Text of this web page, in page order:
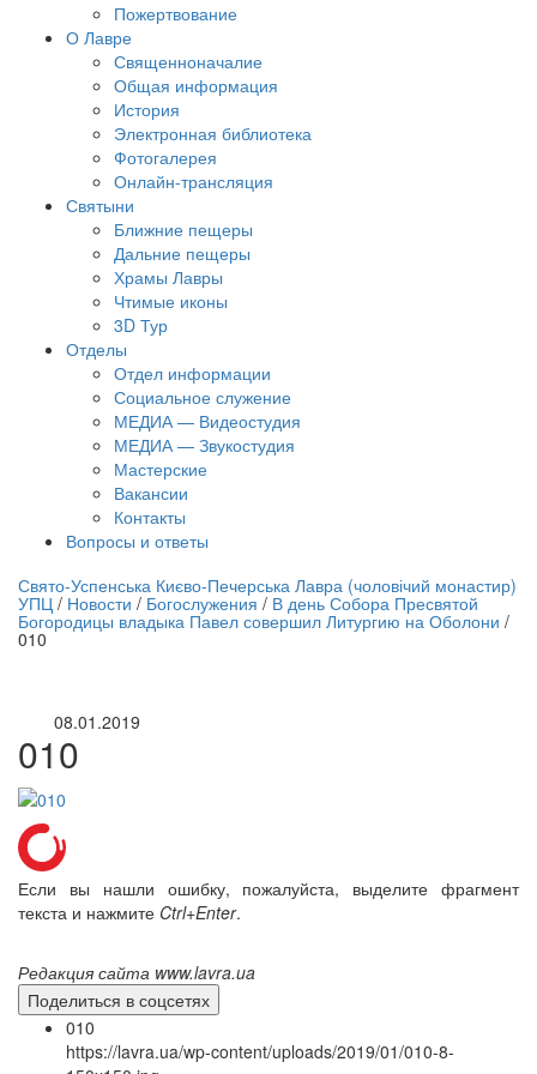
Пожертвование
О Лавре
Священноначалие
Общая информация
История
Электронная библиотека
Фотогалерея
Онлайн-трансляция
Святыни
Ближние пещеры
Дальние пещеры
Храмы Лавры
Чтимые иконы
3D Тур
Отделы
Отдел информации
Социальное служение
МЕДИА — Видеостудия
МЕДИА — Звукостудия
Мастерские
Вакансии
Контакты
Вопросы и ответы
трансляция | 12 сентября
трансляции
Свято-Успенська Києво-Печерська Лавра (чоловічий монастир)
УПЦ / Новости / Богослужения / В день Собора Пресвятой
Богородицы владыка Павел совершил Литургию на Оболони /
010
08.01.2019
010
Если вы нашли ошибку, пожалуйста, выделите фрагмент
текста и нажмите Ctrl+Enter.
Редакция сайта www.lavra.ua
Поделиться в соцсетях
010
https://lavra.ua/wp-content/uploads/2019/01/010-8-